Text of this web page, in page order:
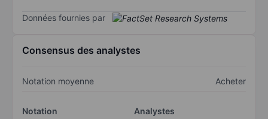
Données fournies par
Consensus des analystes
Notation moyenne Acheter
Notation
Analystes